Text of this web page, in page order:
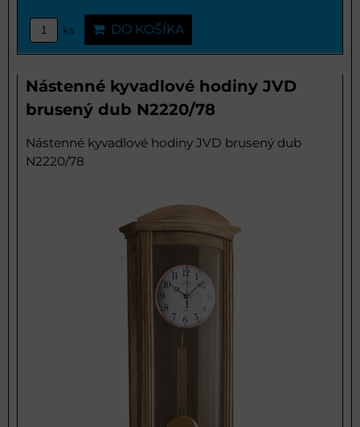
ks DO KOŠÍKA
Nástenné kyvadlové hodiny JVD
brusený dub N2220/78
Nástenné kyvadlové hodiny JVD brusený dub
N2220/78